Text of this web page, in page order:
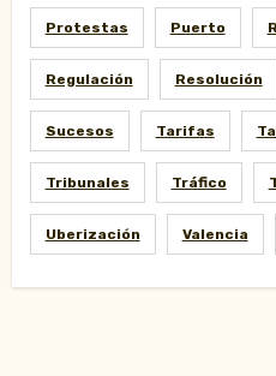
Protestas Puerto
Regulación Resolución
Sucesos Tarifas
Tribunales Tráfico
Uberización Valencia